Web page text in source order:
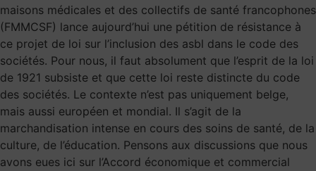
maisons médicales et des collectifs de santé francophones
(FMMCSF) lance aujourd’hui une pétition de résistance à
ce projet de loi sur l’inclusion des asbl dans le code des
sociétés. Pour nous, il faut absolument que l’esprit de la loi
de 1921 subsiste et que cette loi reste distincte du code
des sociétés. Le contexte n’est pas uniquement belge,
mais aussi européen et mondial. Il s’agit de la
marchandisation intense en cours des soins de santé, de la
culture, de l’éducation. Pensons aux discussions que nous
avons eues ici sur l’Accord économique et commercial